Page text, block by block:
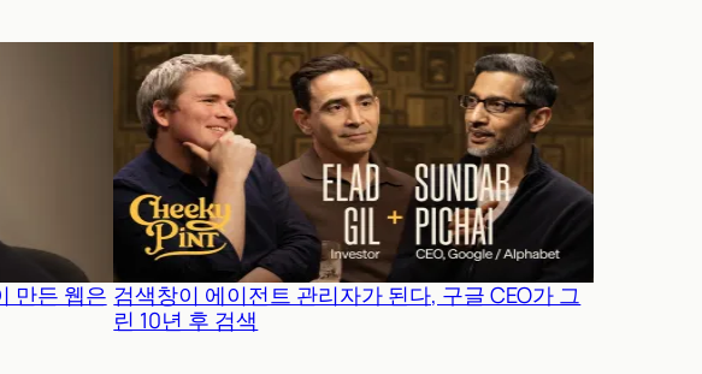
만든 웹은 검색창이 에이전트 관리자가 된다, 구글 CEO가 그
린 10년 후 검색